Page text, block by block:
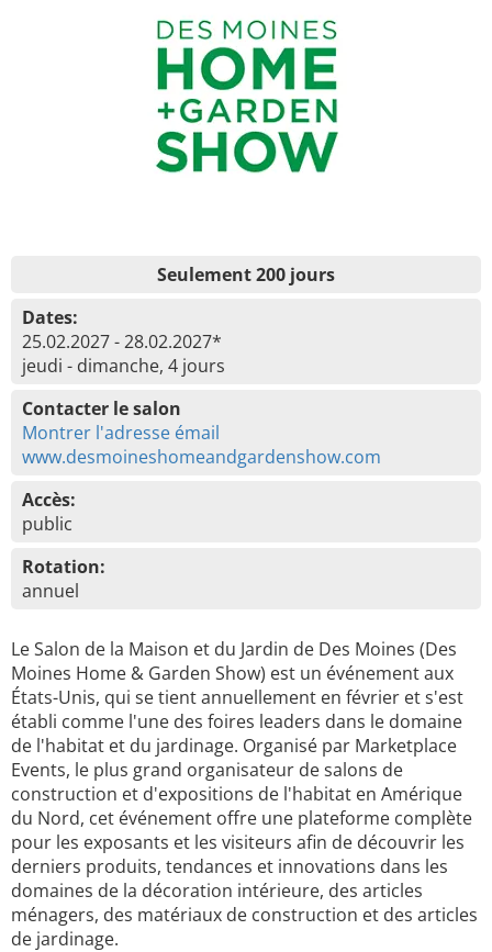
Seulement 200 jours
Dates:
25.02.2027 - 28.02.2027*
jeudi - dimanche, 4 jours
Contacter le salon
Montrer l'adresse émail
www.desmoineshomeandgardenshow.com
Accès:
public
Rotation:
annuel
Le Salon de la Maison et du Jardin de Des Moines (Des
Moines Home & Garden Show) est un événement aux
États-Unis, qui se tient annuellement en février et s'est
établi comme l'une des foires leaders dans le domaine
de l'habitat et du jardinage. Organisé par Marketplace
Events, le plus grand organisateur de salons de
construction et d'expositions de l'habitat en Amérique
du Nord, cet événement offre une plateforme complète
pour les exposants et les visiteurs afin de découvrir les
derniers produits, tendances et innovations dans les
domaines de la décoration intérieure, des articles
ménagers, des matériaux de construction et des articles
de jardinage.